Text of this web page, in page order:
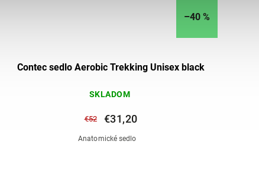
–40 %
Contec sedlo Aerobic Trekking Unisex black
SKLADOM
€52 €31,20
Anatomické sedlo